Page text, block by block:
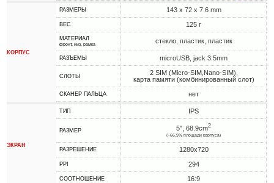
КОРПУС
РАЗМЕРЫ 143 x 72 x 7.6 mm
ВЕС 125 г
МАТЕРИАЛ
фронт, низ, рамка стекло, пластик, пластик
РАЗЪЕМЫ microUSB, jack 3.5mm
СЛОТЫ
2 SIM (Micro-SIM,Nano-SIM),
карта памяти (комбинированный слот)
СКАНЕР ПАЛЬЦА нет
ЭКРАН
ТИП IPS
РАЗМЕР 5", 68.9cm2
(~66.9% площади корпуса)
РАЗРЕШЕНИЕ 1280x720
PPI 294
СООТНОШЕНИЕ 16:9